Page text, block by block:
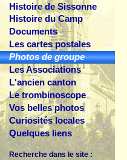
Histoire de Sissonne
Histoire du Camp
Documents
Les cartes postales
Photos de groupe
Les Associations
L'ancien canton
Le trombinoscope
Vos belles photos
Curiosités locales
Quelques liens
Recherche dans le site :